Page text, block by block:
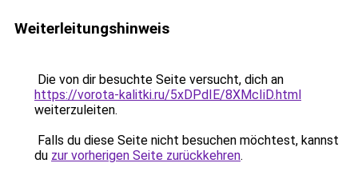
Weiterleitungshinweis
Die von dir besuchte Seite versucht, dich an
https://vorota-kalitki.ru/5xDPdIE/8XMcIiD.html
weiterzuleiten.
Falls du diese Seite nicht besuchen möchtest, kannst
du zur vorherigen Seite zurückkehren.